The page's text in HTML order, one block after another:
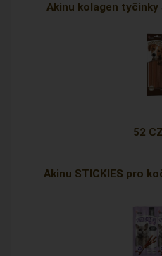
Akinu kolagen
52
Akinu STICKIES pro